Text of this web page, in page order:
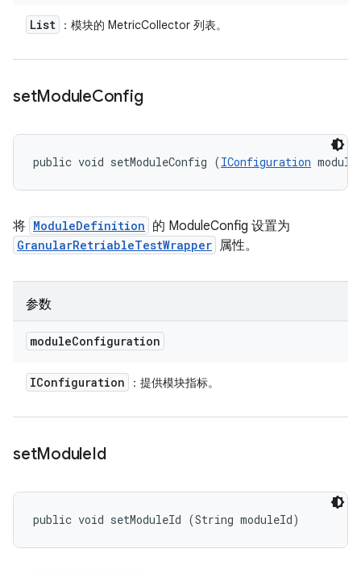
List ：模块的 MetricCollector 列表。
setModuleConfig
public void setModuleConfig (IConfiguration
将 ModuleDefinition 的 ModuleConfig 设置为
GranularRetriableTestWrapper 属性。
参数
moduleConfiguration
IConfiguration ：提供模块指标。
setModuleId
public void setModuleId (String moduleId)